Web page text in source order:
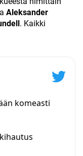
Aleksander
. Kaikki
komeasti